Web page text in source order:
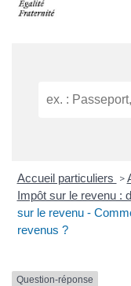
Accueil particuliers >
Impôt sur le revenu :
sur le revenu -
revenus ?
Question-réponse